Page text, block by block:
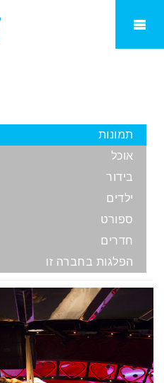
Seven Seas Voyager
תמונות
אוכל
בידור
ילדים
ספורט
חדרים
הפלגות בחברה זו